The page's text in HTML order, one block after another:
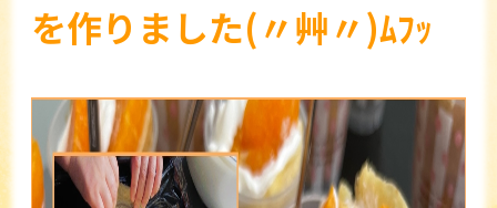
を作りました(〃艸〃)ﾑﾌｯ